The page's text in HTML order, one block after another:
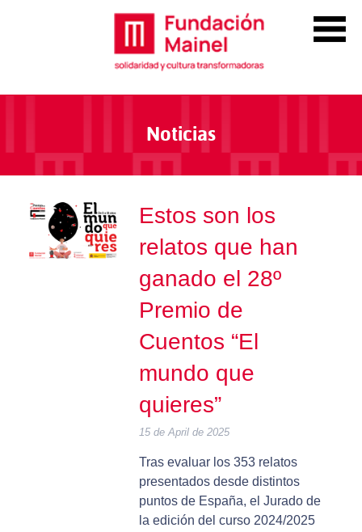
Noticias
Estos son los
relatos que han
ganado el 28º
Premio de
Cuentos “El
mundo que
quieres”
15 de April de 2025
Tras evaluar los 353 relatos
presentados desde distintos
puntos de España, el Jurado de
la edición del curso 2024/2025